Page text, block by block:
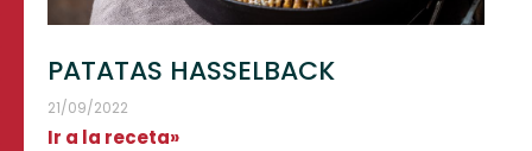
PATATAS HASSELBACK
21/09/2022
Ir a la receta»